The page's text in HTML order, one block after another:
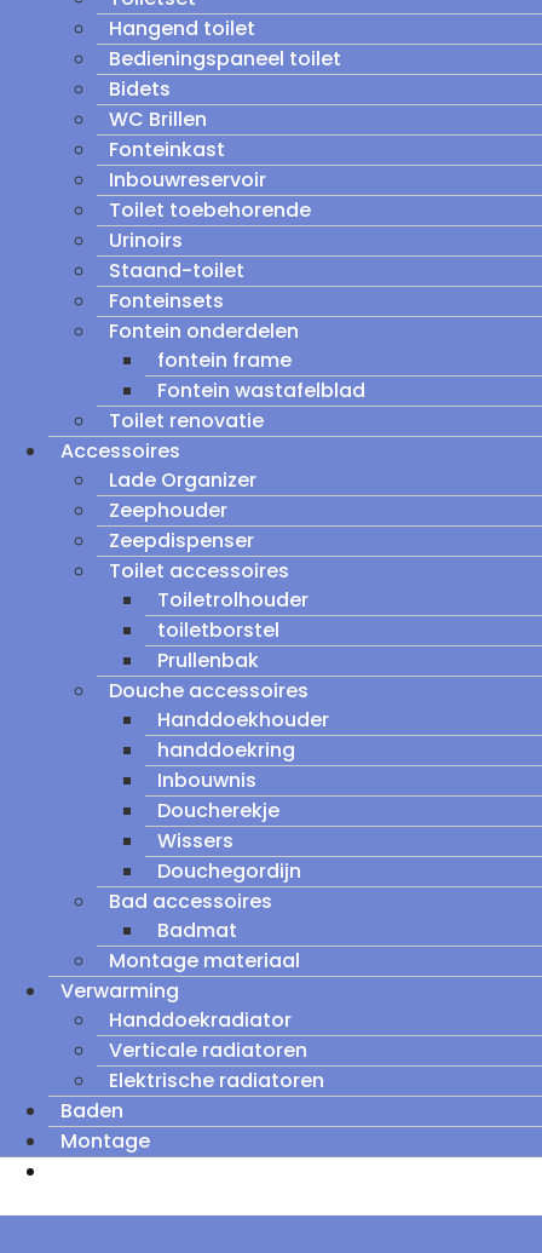
Hangend toilet
Bedieningspaneel toilet
Bidets
WC Brillen
Fonteinkast
Inbouwreservoir
Toilet toebehorende
Urinoirs
Staand-toilet
Fonteinsets
Fontein onderdelen
fontein frame
Fontein wastafelblad
Toilet renovatie
Accessoires
Lade Organizer
Zeephouder
Zeepdispenser
Toilet accessoires
Toiletrolhouder
toiletborstel
Prullenbak
Douche accessoires
Handdoekhouder
handdoekring
Inbouwnis
Doucherekje
Wissers
Douchegordijn
Bad accessoires
Badmat
Montage materiaal
Verwarming
Handdoekradiator
Verticale radiatoren
Elektrische radiatoren
Baden
Montage